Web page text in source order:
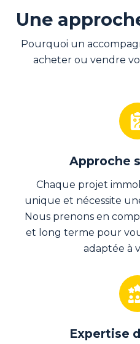
Une
Pourquoi un
acheter ou vendre
Approche
Chaque projet
unique et nécessite
Nous prenons en
et long terme pour
adaptée à
Expertise